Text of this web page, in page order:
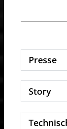
Presse
Story